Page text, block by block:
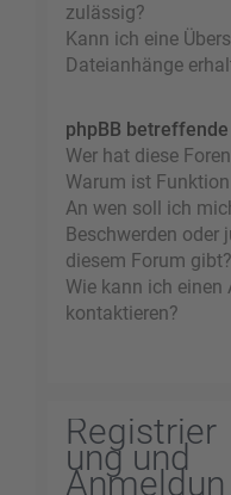
zulässig?
Kann ich eine
Dateianhänge
phpBB
Wer hat diese
Warum ist
An wen soll ich
Beschwerden oder
diesem Forum gibt?
Wie kann ich
kontaktieren?
Registrier
ung und
Anmeldun